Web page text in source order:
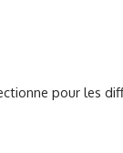
pour les